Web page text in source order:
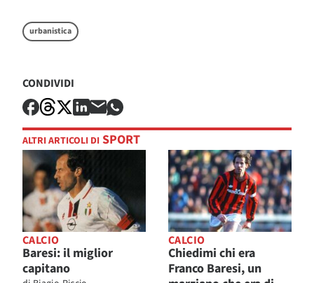
urbanistica
CONDIVIDI
ALTRI ARTICOLI DI SPORT
CALCIO
Baresi: il miglior
capitano
CALCIO
Chiedimi chi era
Franco Baresi, un